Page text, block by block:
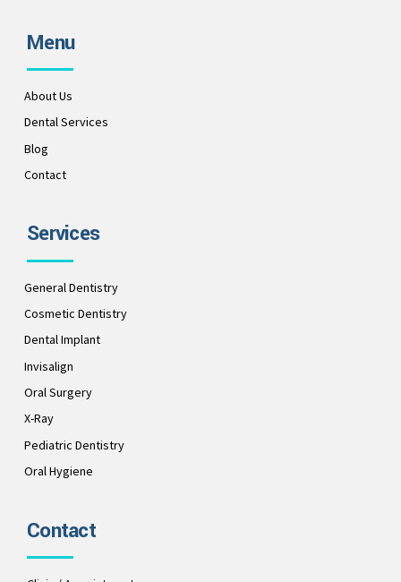
Menu
About Us
Dental Services
Blog
Contact
Services
General Dentistry
Cosmetic Dentistry
Dental Implant
Invisalign
Oral Surgery
X-Ray
Pediatric Dentistry
Oral Hygiene
Contact